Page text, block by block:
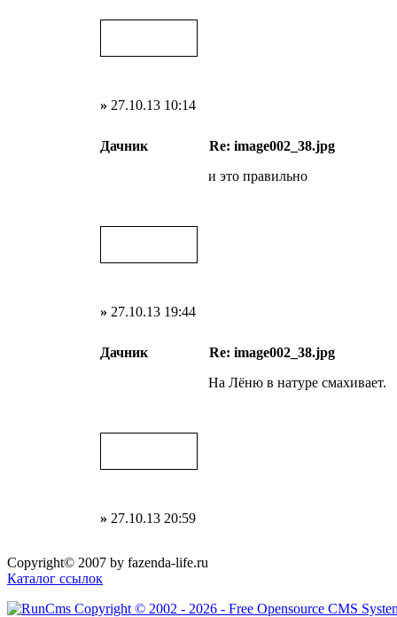
» 27.10.13 10:14
Дачник
Re: image002_38.jpg
и это правильно
» 27.10.13 19:44
Дачник
Re: image002_38.jpg
На Лёню в натуре смахивает.
» 27.10.13 20:59
Copyright© 2007 by fazenda-life.ru
Каталог ссылок